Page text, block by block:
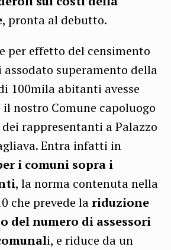
, pronta al debutto.
per effetto del censimento
assodato superamento della
100mila abitanti avesse
nostro Comune capoluogo
rappresentanti a Palazzo
Entra infatti in
i comuni sopra i
, la norma contenuta nella
che prevede lariduzione
del numero di assessori
i, e riduce da un